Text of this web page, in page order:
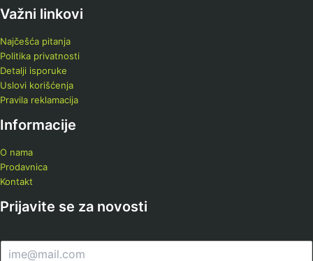
Važni linkovi
Najčešća pitanja
Politika privatnosti
Detalji isporuke
Uslovi korišćenja
Pravila reklamacija
Informacije
O nama
Prodavnica
Kontakt
Prijavite se za novosti